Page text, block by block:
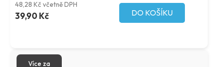
48,28 Kč včetně DPH
39,90 Kč DO KOŠÍKU
Více za